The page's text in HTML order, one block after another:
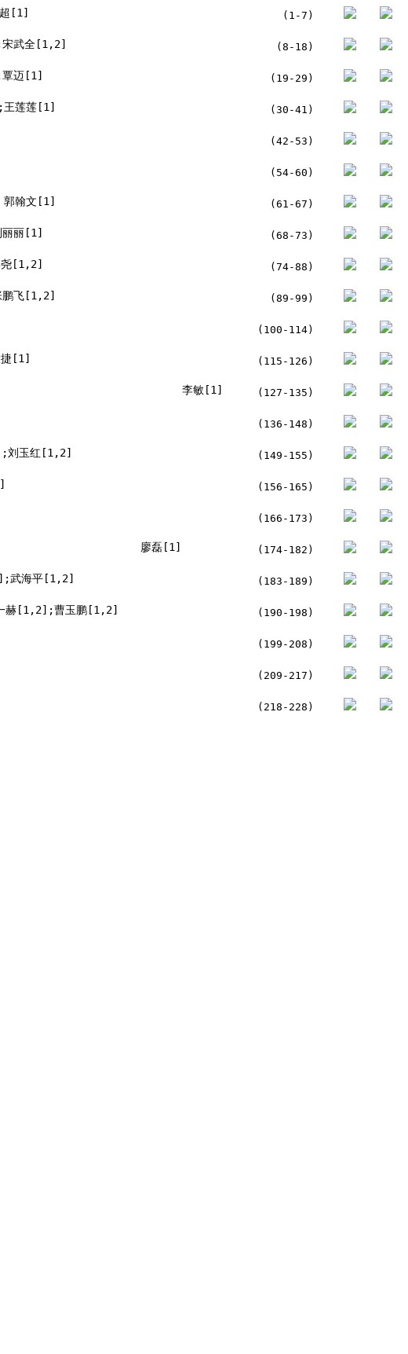
[1] (1-7)
武全[1,2] (8-18)
迈[1] (19-29)
莲莲[1] (30-41)
(42-53)
(54-60)
郭翰文[1] (61-67)
丽[1] (68-73)
[1,2] (74-88)
鹏飞[1,2] (89-99)
(100-114)
捷[1] (115-126)
李敏[1] (127-135)
(136-148)
刘玉红[1,2] (149-155)
(156-165)
(166-173)
廖磊[1] (174-182)
武海平[1,2] (183-189)
赫[1,2];曹玉鹏[1,2] (190-198)
(199-208)
(209-217)
(218-228)